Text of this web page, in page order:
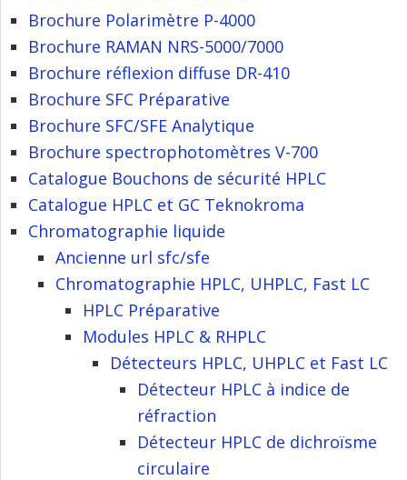
Brochure Polarimètre P-4000
Brochure RAMAN NRS-5000/7000
Brochure réflexion diffuse DR-410
Brochure SFC Préparative
Brochure SFC/SFE Analytique
Brochure spectrophotomètres V-700
Catalogue Bouchons de sécurité HPLC
Catalogue HPLC et GC Teknokroma
Chromatographie liquide
Ancienne url sfc/sfe
Chromatographie HPLC, UHPLC, Fast LC
HPLC Préparative
Modules HPLC & RHPLC
Détecteurs HPLC, UHPLC et Fast LC
Détecteur HPLC à indice de
réfraction
Détecteur HPLC de dichroïsme
circulaire